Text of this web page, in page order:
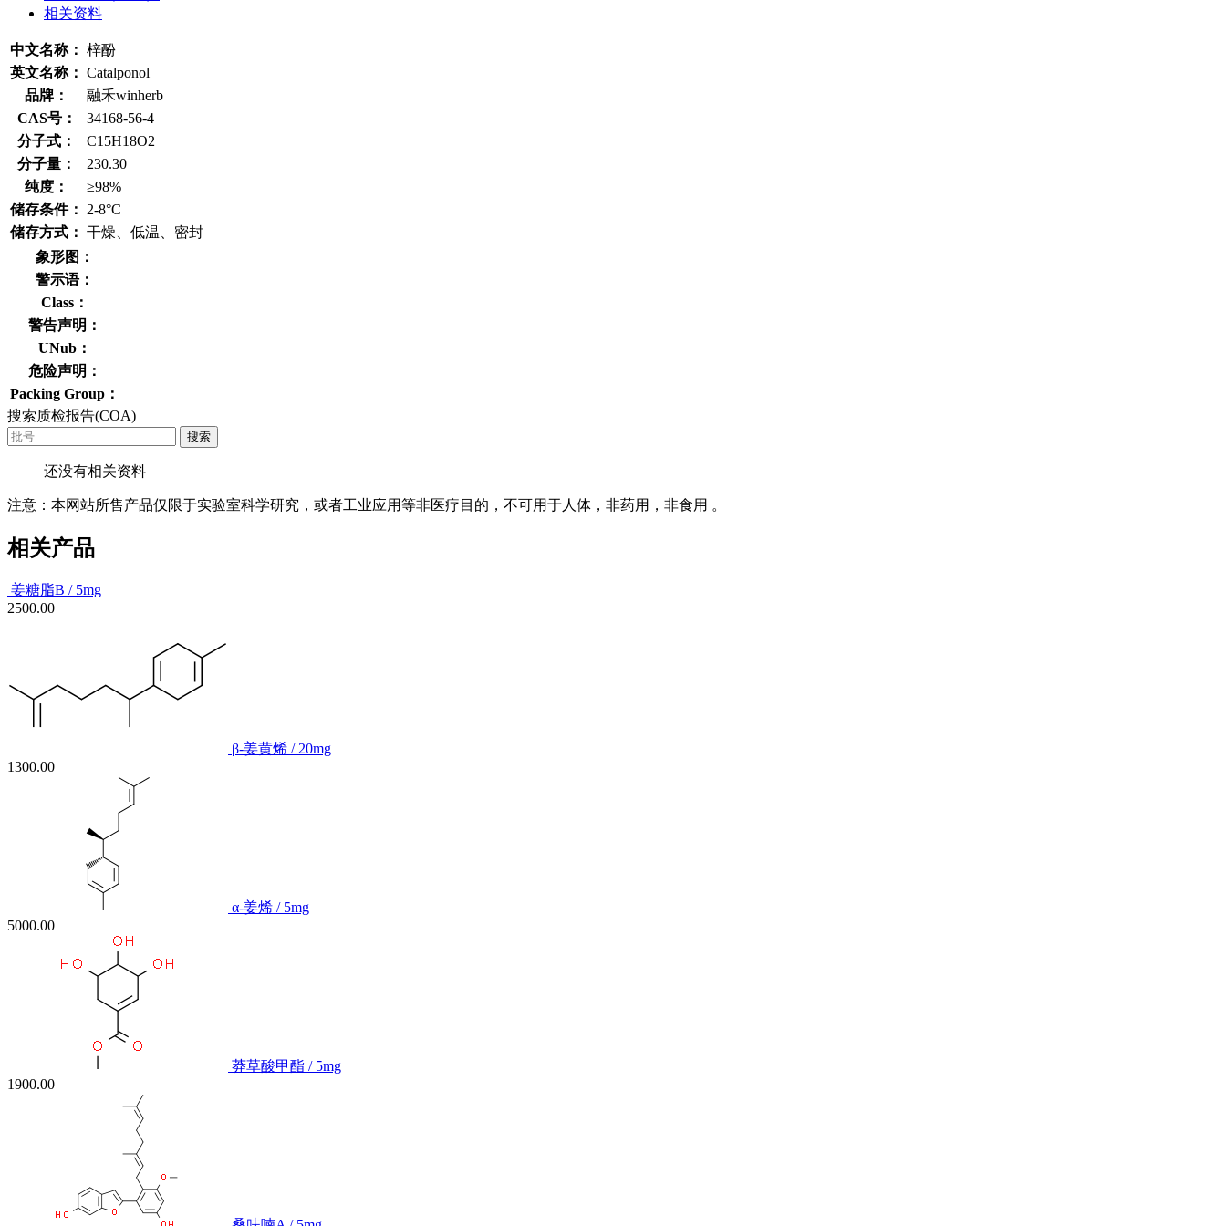
相关资料
中文名称： 梓酚
英文名称： Catalponol
品牌：
融禾winherb
CAS号：
34168-56-4
分子式：
C15H18O2
分子量：
230.30
纯度：
≥98%
储存条件：
2-8°C
储存方式： 干燥、低温、密封
象形图：
警示语：
Class：
警告声明：
UNub：
危险声明：
Packing Group：
搜索质检报告(COA)
搜索
还没有相关资料
注意：本网站所售产品仅限于实验室科学研究，或者工业应用等非医疗目的，不可用于人体，非药用，非食用 。
相关产品
姜糖脂B / 5mg
2500.00
β-姜黄烯 / 20mg
1300.00
α-姜烯 / 5mg
5000.00
莽草酸甲酯 / 5mg
1900.00